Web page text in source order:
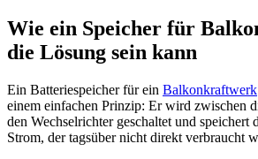
Wie ein Speicher für
die Lösung sein kann
Ein Batteriespeicher für ein Balkonkraftwerk
einem einfachen Prinzip: Er wird zwischen
den Wechselrichter geschaltet und speichert
Strom, der tagsüber nicht direkt verbraucht